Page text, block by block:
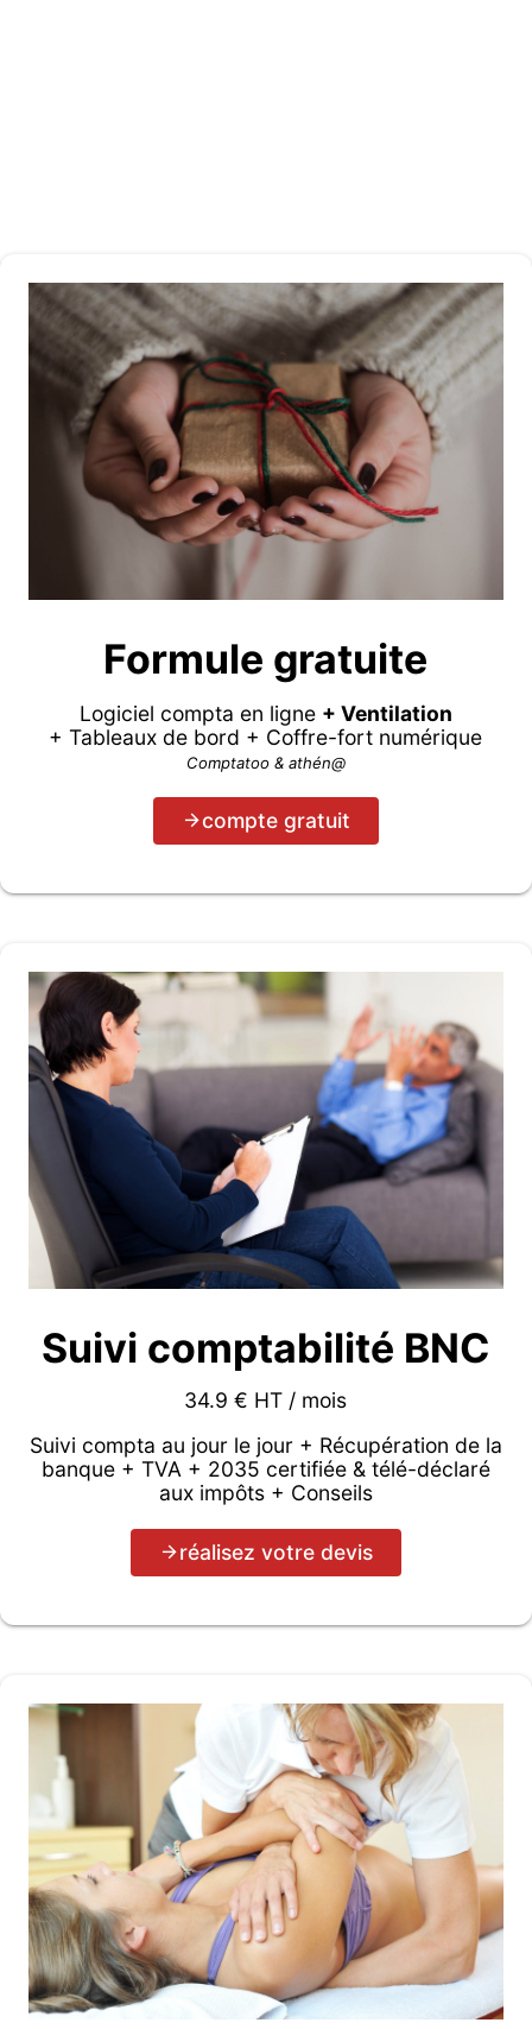
Formule gratuite
Logiciel compta en ligne + Ventilation
+ Tableaux de bord + Coffre-fort numérique
Comptatoo & athén@
compte gratuit
Suivi comptabilité BNC
34.9 € HT / mois
Suivi compta au jour le jour + Récupération de la
banque + TVA + 2035 certifiée & télé-déclaré
aux impôts + Conseils
réalisez votre devis